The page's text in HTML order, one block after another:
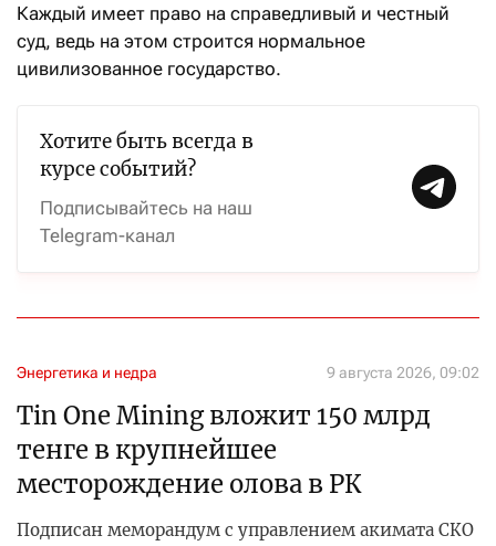
Каждый имеет право на справедливый и честный
суд, ведь на этом строится нормальное
цивилизованное государство.
Хотите быть всегда в
курсе событий?
Подписывайтесь на наш
Telegram-канал
Энергетика и недра 9 августа 2026, 09:02
Tin One Mining вложит 150 млрд
тенге в крупнейшее
месторождение олова в РК
Подписан меморандум с управлением акимата СКО